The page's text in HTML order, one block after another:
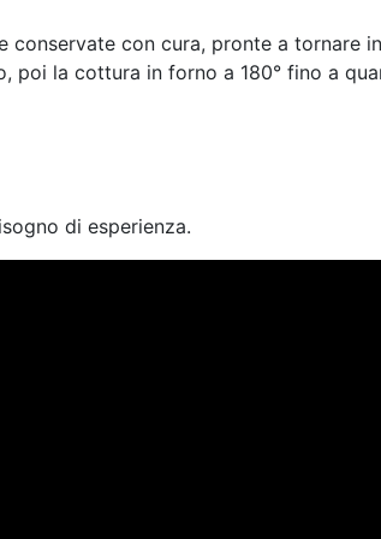
conservate con cura, pronte a tornare in
poi la cottura in forno a 180° fino a
di esperienza.